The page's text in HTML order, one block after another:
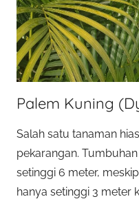
Palem Kuning
Salah satu tanaman
pekarangan.
setinggi 6 meter,
hanya setinggi 3 meter